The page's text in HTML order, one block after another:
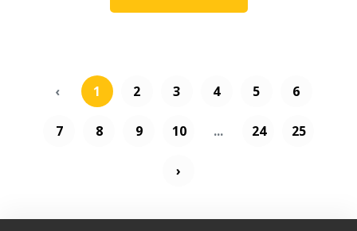
‹ 1 2 3 4 5 6
7 8 9 10 ... 24 25
›